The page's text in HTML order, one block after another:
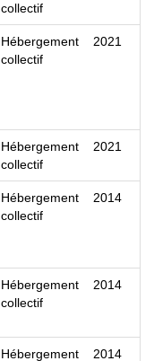
collectif
Hébergement
collectif
2021
Hébergement
collectif
2021
Hébergement
collectif
2014
Hébergement
collectif
2014
Hébergement 2014